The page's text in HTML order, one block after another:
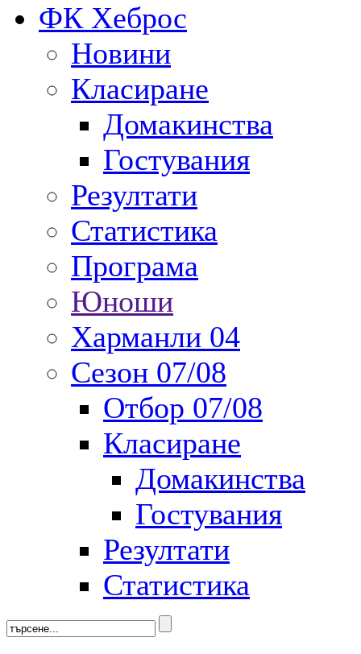
ФК Хеброс
Новини
Класиране
Домакинства
Гостувания
Резултати
Статистика
Програма
Юноши
Харманли 04
Сезон 07/08
Отбор 07/08
Класиране
Домакинства
Гостувания
Резултати
Статистика